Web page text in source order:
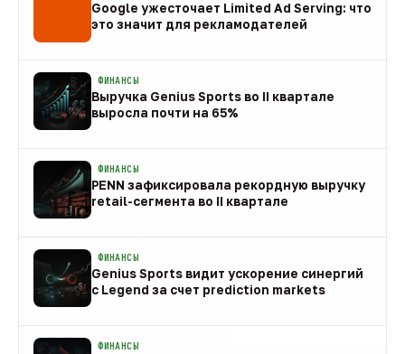
Google ужесточает Limited Ad Serving: что
это значит для рекламодателей
ФИНАНСЫ
Выручка Genius Sports во II квартале
выросла почти на 65%
ФИНАНСЫ
PENN зафиксировала рекордную выручку
retail-сегмента во II квартале
ФИНАНСЫ
Genius Sports видит ускорение синергий
с Legend за счет prediction markets
ФИНАНСЫ